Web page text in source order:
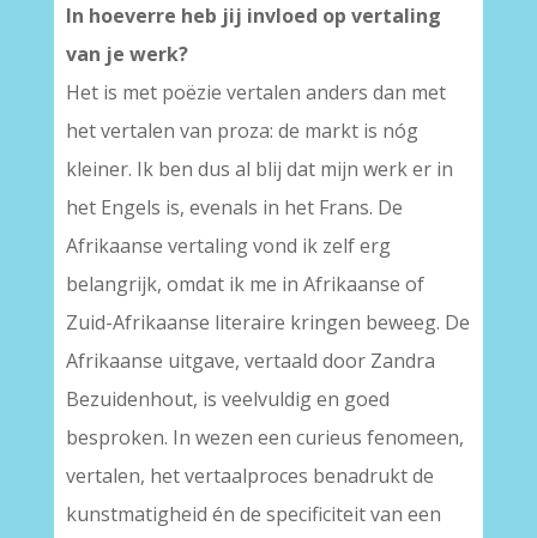
In hoeverre heb jij invloed op vertaling
van je werk?
Het is met poëzie vertalen anders dan met
het vertalen van proza: de markt is nóg
kleiner. Ik ben dus al blij dat mijn werk er in
het Engels is, evenals in het Frans. De
Afrikaanse vertaling vond ik zelf erg
belangrijk, omdat ik me in Afrikaanse of
Zuid-Afrikaanse literaire kringen beweeg. De
Afrikaanse uitgave, vertaald door Zandra
Bezuidenhout, is veelvuldig en goed
besproken. In wezen een curieus fenomeen,
vertalen, het vertaalproces benadrukt de
kunstmatigheid én de specificiteit van een